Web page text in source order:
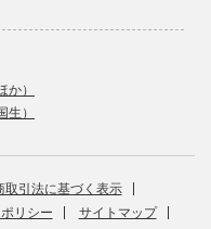
）
）
取引法に基づく表示
リシー サイトマップ